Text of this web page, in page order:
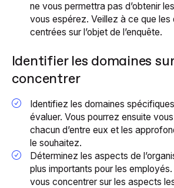
ne vous permettra pas d’obtenir
vous espérez. Veillez à ce que les
centrées sur l’objet de l’enquête.
Identifier les domaines
concentrer
Identifiez les domaines
évaluer. Vous pourrez ensuite
chacun d’entre eux et les
le souhaitez.
Déterminez les aspects de
plus importants pour les
vous concentrer sur les aspects